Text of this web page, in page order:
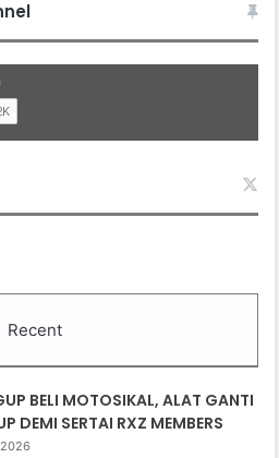
Recent
BELI MOTOSIKAL, ALAT GANTI
DEMI SERTAI RXZ MEMBERS